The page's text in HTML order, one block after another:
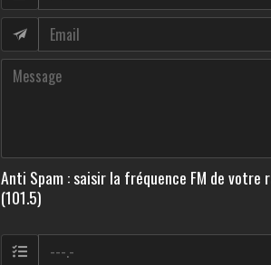
Anti Spam : saisir la fréquence FM de votre
(101.5)